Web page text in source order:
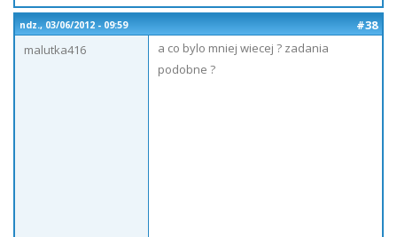
ndz., 03/06/2012 - 09:59
#38
malutka416
a co bylo mniej wiecej ? zadania
podobne ?